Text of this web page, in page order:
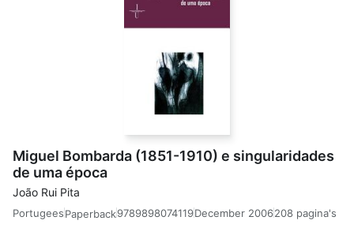
Miguel Bombarda (1851-1910) e singularidades
de uma época
João Rui Pita
PortugeesPaperback9789898074119December 2006208 pagina's